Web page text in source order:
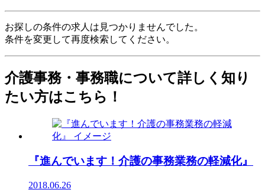
お探しの条件の求人は見つかりませんでした。
条件を変更して再度検索してください。
介護事務・事務職について詳しく知り
たい方はこちら！
『進んでいます！介護の事務業務の軽減化』
2018.06.26